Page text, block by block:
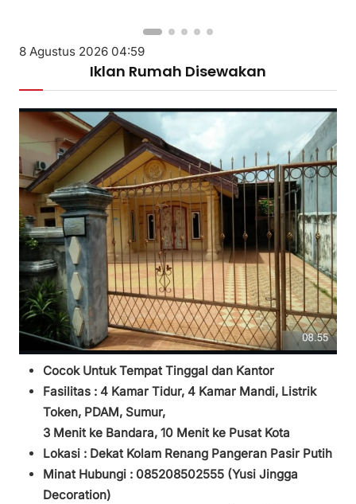
8 Agustus 2026 04:59
Iklan Rumah Disewakan
Cocok Untuk Tempat Tinggal dan Kantor
Fasilitas : 4 Kamar Tidur, 4 Kamar Mandi, Listrik
Token, PDAM, Sumur,
3 Menit ke Bandara, 10 Menit ke Pusat Kota
Lokasi : Dekat Kolam Renang Pangeran Pasir Putih
Minat Hubungi : 085208502555 (Yusi Jingga
Decoration)